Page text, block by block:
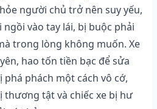
người chủ trở nên suy yếu,
vào tay lái, bị buộc phải
trong lòng không muốn. Xe
hao tốn tiền bạc để sửa
phá phách một cách vô cớ,
thương tật và chiếc xe bị hư